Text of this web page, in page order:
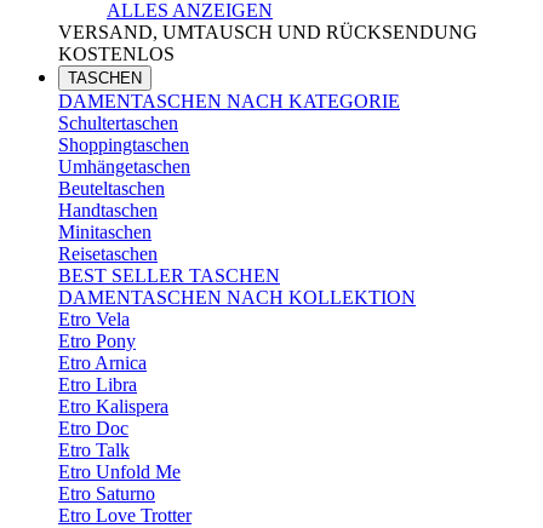
ALLES ANZEIGEN
VERSAND, UMTAUSCH UND RÜCKSENDUNG
KOSTENLOS
TASCHEN
DAMENTASCHEN NACH KATEGORIE
Schultertaschen
Shoppingtaschen
Umhängetaschen
Beuteltaschen
Handtaschen
Minitaschen
Reisetaschen
BEST SELLER TASCHEN
DAMENTASCHEN NACH KOLLEKTION
Etro Vela
Etro Pony
Etro Arnica
Etro Libra
Etro Kalispera
Etro Doc
Etro Talk
Etro Unfold Me
Etro Saturno
Etro Love Trotter